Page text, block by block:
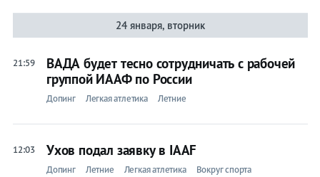
24 января, вторник
21:59
ВАДА будет тесно сотрудничать с рабочей
группой ИААФ по России
Допинг Легкая атлетика Летние
12:03 Ухов подал заявку в IAAF
Допинг Летние Легкая атлетика
Вокруг спорта